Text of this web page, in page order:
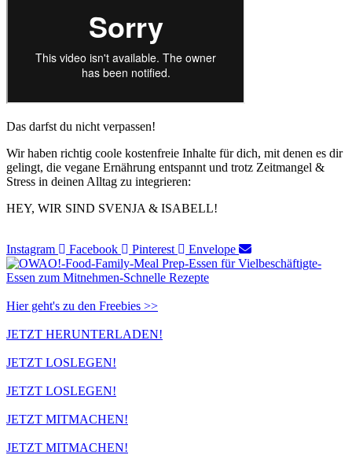
Das darfst du nicht verpassen!
Wir haben richtig coole kostenfreie Inhalte für dich, mit denen es dir
gelingt, die vegane Ernährung entspannt und trotz Zeitmangel &
Stress in deinen Alltag zu integrieren:
HEY, WIR SIND SVENJA & ISABELL!​
Instagram Facebook Pinterest Envelope
Hier geht's zu den Freebies >>
JETZT HERUNTERLADEN!
JETZT LOSLEGEN!
JETZT LOSLEGEN!
JETZT MITMACHEN!
JETZT MITMACHEN!